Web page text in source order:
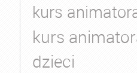
kurs
kurs
dzieci